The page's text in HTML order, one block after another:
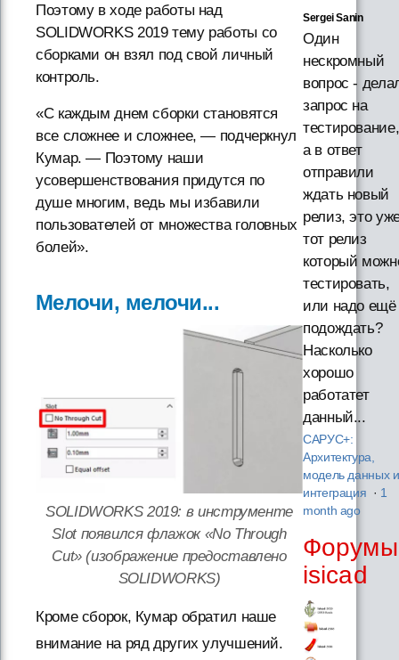
Поэтому в ходе работы над
SOLIDWORKS 2019 тему работы со
сборками он взял под свой личный
контроль.
«С каждым днем сборки становятся
все сложнее и сложнее, — подчеркнул
Кумар. — Поэтому наши
усовершенствования придутся по
душе многим, ведь мы избавили
пользователей от множества головных
болей».
Мелочи, мелочи...
SOLIDWORKS 2019: в инструменте
Slot появился флажок «No Through
Cut» (изображение предоставлено
SOLIDWORKS)
Кроме сборок, Кумар обратил наше
внимание на ряд других улучшений.
Sergei Sanin
Один
нескромный
вопрос -
запрос на
тестирование,
а в ответ
отправили
ждать новый
релиз, это
тот релиз
который
тестировать,
или надо ещё
подождать?
Насколько
хорошо
работатет
данный...
САРУС+:
Архитектура,
модель данных и
интеграция · 1
month ago
Форумы
isicad